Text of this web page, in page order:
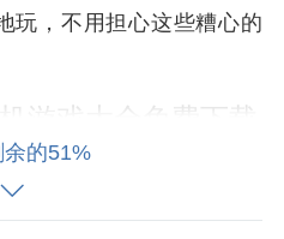
玩，不用担心这些糟心的
游戏大全免费下载
，这就需要我们学会挑
余的51%